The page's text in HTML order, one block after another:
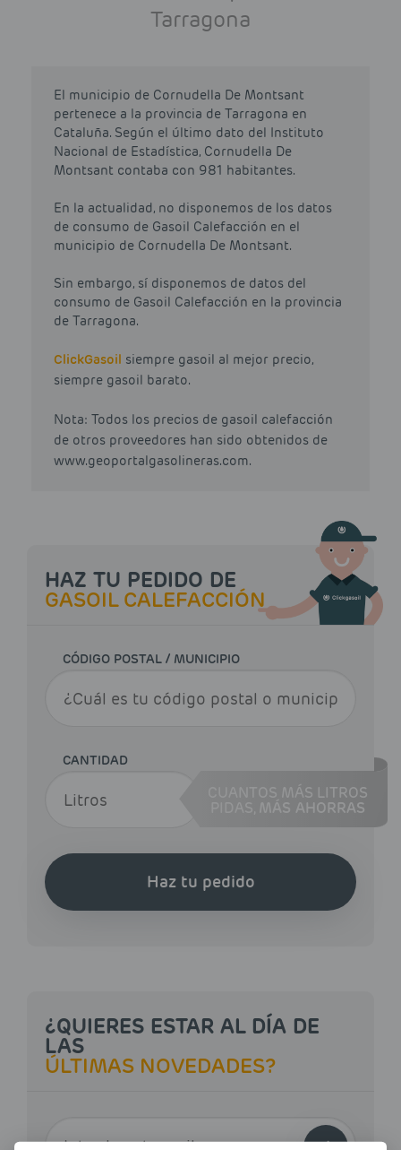
Tarragona
El municipio de Cornudella De Montsant
pertenece a la provincia de Tarragona en
Cataluña. Según el último dato del Instituto
Nacional de Estadística, Cornudella De
Montsant contaba con 981 habitantes.
En la actualidad, no disponemos de los datos
de consumo de Gasoil Calefacción en el
municipio de Cornudella De Montsant.
Sin embargo, sí disponemos de datos del
consumo de Gasoil Calefacción en la provincia
de Tarragona.
ClickGasoil siempre gasoil al mejor precio,
siempre gasoil barato.
Nota: Todos los precios de gasoil calefacción
de otros proveedores han sido obtenidos de
www.geoportalgasolineras.com.
HAZ TU PEDIDO DE
GASOIL CALEFACCIÓN
CÓDIGO POSTAL / MUNICIPIO
CANTIDAD
CUANTOS MÁS LITROS
MÁS AHORRAS
Haz tu pedido
¿QUIERES ESTAR AL DÍA DE
LAS
ÚLTIMAS NOVEDADES?